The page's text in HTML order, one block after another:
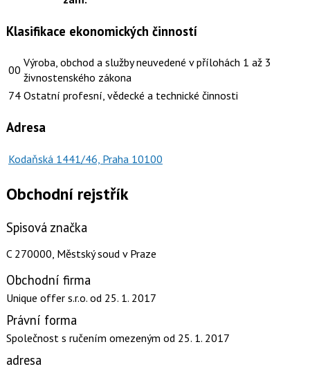
Klasifikace ekonomických činností
00
Výroba, obchod a služby neuvedené v přílohách 1 až 3
živnostenského zákona
74 Ostatní profesní, vědecké a technické činnosti
Adresa
Kodaňská 1441/46, Praha 10100
Obchodní rejstřík
Spisová značka
C 270000, Městský soud v Praze
Obchodní firma
Unique offer s.r.o. od 25. 1. 2017
Právní forma
Společnost s ručením omezeným od 25. 1. 2017
adresa